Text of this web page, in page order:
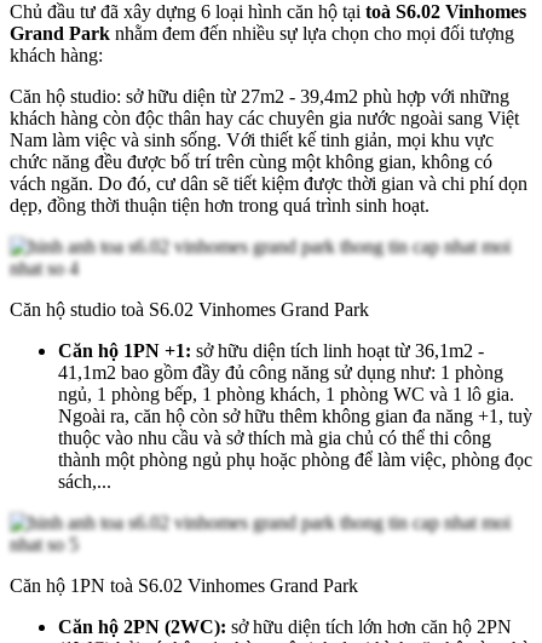
Chủ đầu tư đã xây dựng 6 loại hình căn hộ tại toà S6.02 Vinhomes
Grand Park nhằm đem đến nhiều sự lựa chọn cho mọi đối tượng
khách hàng:
Căn hộ studio: sở hữu diện từ 27m2 - 39,4m2 phù hợp với những
khách hàng còn độc thân hay các chuyên gia nước ngoài sang Việt
Nam làm việc và sinh sống. Với thiết kế tinh giản, mọi khu vực
chức năng đều được bố trí trên cùng một không gian, không có
vách ngăn. Do đó, cư dân sẽ tiết kiệm được thời gian và chi phí dọn
dẹp, đồng thời thuận tiện hơn trong quá trình sinh hoạt.
Căn hộ studio toà S6.02 Vinhomes Grand Park
Căn hộ 1PN +1: sở hữu diện tích linh hoạt từ 36,1m2 -
41,1m2 bao gồm đầy đủ công năng sử dụng như: 1 phòng
ngủ, 1 phòng bếp, 1 phòng khách, 1 phòng WC và 1 lô gia.
Ngoài ra, căn hộ còn sở hữu thêm không gian đa năng +1, tuỳ
thuộc vào nhu cầu và sở thích mà gia chủ có thể thi công
thành một phòng ngủ phụ hoặc phòng để làm việc, phòng đọc
sách,...
Căn hộ 1PN toà S6.02 Vinhomes Grand Park
Căn hộ 2PN (2WC): sở hữu diện tích lớn hơn căn hộ 2PN